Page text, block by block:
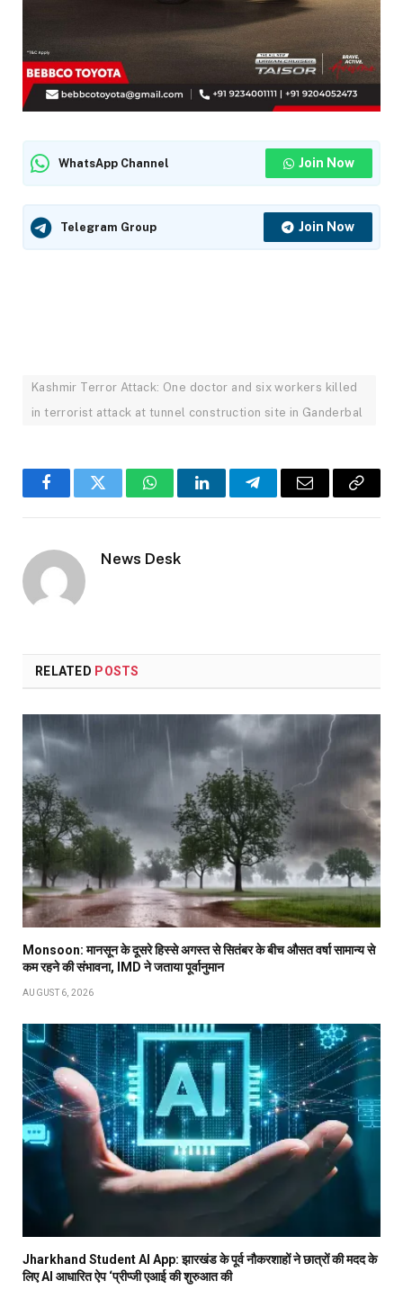
WhatsApp Channel Join Now
Telegram Group Join Now
Kashmir Terror Attack: One doctor and six workers killed
in terrorist attack at tunnel construction site in Ganderbal
FacebookTwitter WhatsAppLinkedInTelegramEmail
Copy
News Desk
RELATED POSTS
Monsoon: मानसून के दूसरे हिस्से अगस्त से सितंबर के बीच औसत वर्षा सामान्य से
कम रहने की संभावना, IMD ने जताया पूर्वानुमान
AUGUST 6, 2026
Jharkhand Student AI App: झारखंड के पूर्व नौकरशाहों ने छात्रों की मदद के
लिए AI आधारित ऐप ‘प्रीप्जी एआई की शुरुआत की